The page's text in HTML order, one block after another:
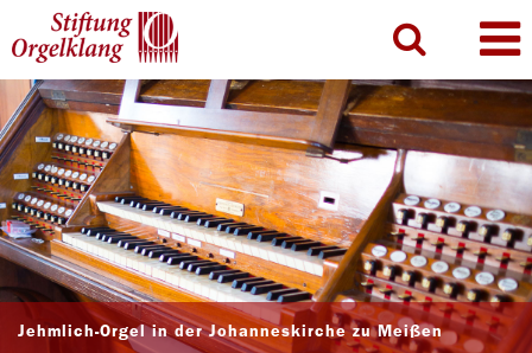
Jehmlich-Orgel in der Johanneskirche zu Meißen